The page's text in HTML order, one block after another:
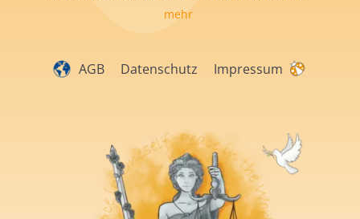
mehr
AGB Datenschutz Impressum